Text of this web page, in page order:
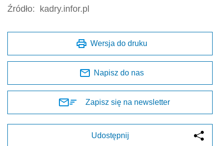
Źródło: kadry.infor.pl
Wersja do druku
Napisz do nas
Zapisz się na newsletter
Udostępnij